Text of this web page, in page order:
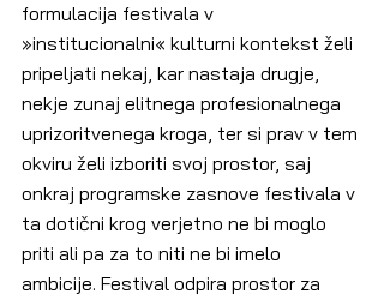
formulacija festivala v
»institucionalni« kulturni kontekst želi
pripeljati nekaj, kar nastaja drugje,
nekje zunaj elitnega profesionalnega
uprizoritvenega kroga, ter si prav v tem
okviru želi izboriti svoj prostor, saj
onkraj programske zasnove festivala v
ta dotični krog verjetno ne bi moglo
priti ali pa za to niti ne bi imelo
ambicije. Festival odpira prostor za